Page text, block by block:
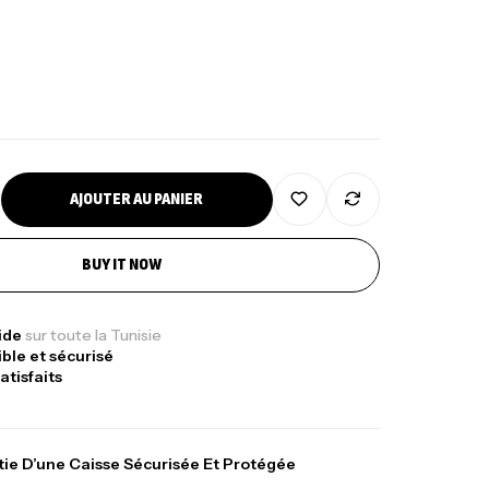
AJOUTER AU PANIER
BUY IT NOW
sur toute la Tunisie
et sécurisé
D’une Caisse Sécurisée Et Protégée
Massive Attack